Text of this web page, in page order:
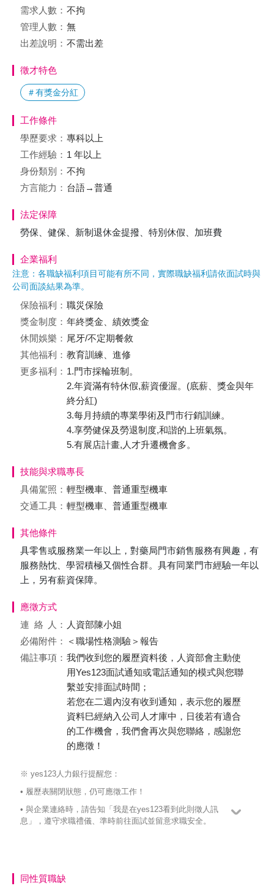
需求人數： 不拘
管理人數： 無
出差說明： 不需出差
徵才特色
＃有獎金分紅
工作條件
學歷要求： 專科以上
工作經驗： 1 年以上
身份類別： 不拘
方言能力： 台語→普通
法定保障
勞保、健保、新制退休金提撥、特別休假、加班費
企業福利
注意：各職缺福利項目可能有所不同，實際職缺福利請依面試時與
公司面談結果為準。
保險福利： 職災保險
獎金制度： 年終獎金、績效獎金
休閒娛樂： 尾牙/不定期餐敘
其他福利： 教育訓練、進修
更多福利： 1.門市採輪班制。
2.年資滿有特休假,薪資優渥。(底薪、獎金與年
終分紅)
3.每月持續的專業學術及門市行銷訓練。
4.享勞健保及勞退制度,和諧的上班氣氛。
5.有展店計畫,人才升遷機會多。
技能與求職專長
具備駕照： 輕型機車、普通重型機車
交通工具： 輕型機車、普通重型機車
其他條件
具零售或服務業一年以上，對藥局門市銷售服務有興趣，有
服務熱忱、學習積極又個性合群。具有同業門市經驗一年以
上，另有薪資保障。
應徵方式
連絡
人： 人資部陳小姐
必備附件：
＜職場性格測驗＞報告
備註事項： 我們收到您的履歷資料後，人資部會主動使
用Yes123面試通知或電話通知的模式與您聯
繫並安排面試時間；
若您在二週內沒有收到通知，表示您的履歷
資料巳經納入公司人才庫中，日後若有適合
的工作機會，我們會再次與您聯絡，感謝您
的應徵！
※ yes123人力銀行提醒您：
• 履歷表關閉狀態，仍可應徵工作！
• 與企業連絡時，請告知「我是在yes123看到此則徵人訊
息」，遵守求職禮儀、準時前往面試並留意求職安全。
同性質職缺